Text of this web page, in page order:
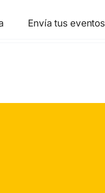
Envía tus eventos